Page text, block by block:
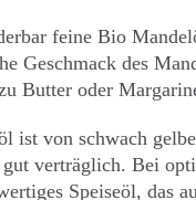
feine Bio
Geschmack des
Butter oder
ist von schwach
verträglich. Bei
Speiseöl, das